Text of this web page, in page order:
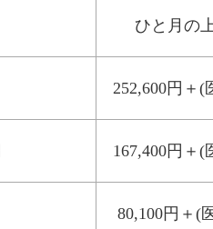
ひと月の
252,600円＋(
167,400円＋(
80,100円＋(